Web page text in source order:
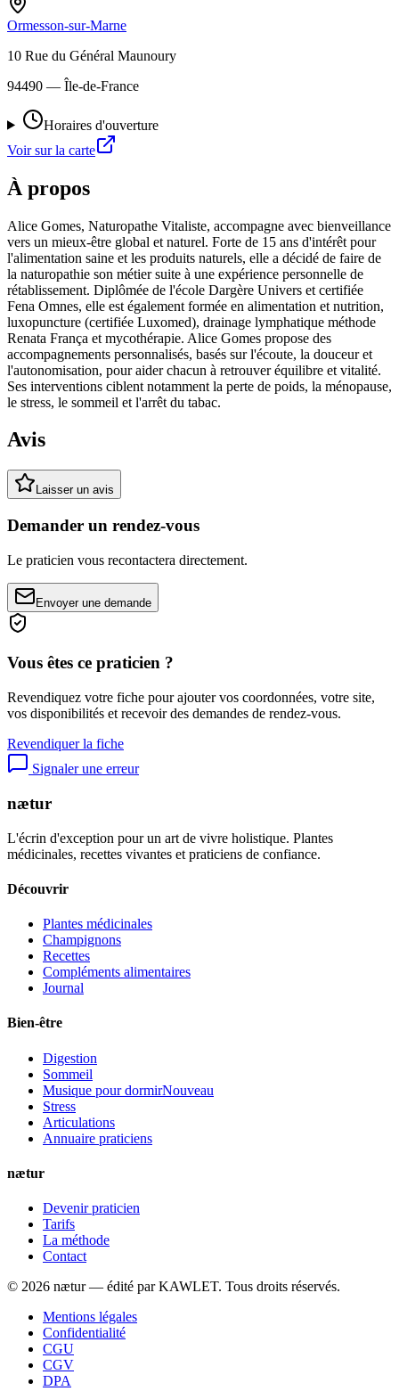
Ormesson-sur-Marne
10 Rue du Général Maunoury
94490 — Île-de-France
Horaires d'ouverture
Voir sur la carte
À propos
Alice Gomes, Naturopathe Vitaliste, accompagne avec bienveillance
vers un mieux-être global et naturel. Forte de 15 ans d'intérêt pour
l'alimentation saine et les produits naturels, elle a décidé de faire de
la naturopathie son métier suite à une expérience personnelle de
rétablissement. Diplômée de l'école Dargère Univers et certifiée
Fena Omnes, elle est également formée en alimentation et nutrition,
luxopuncture (certifiée Luxomed), drainage lymphatique méthode
Renata França et mycothérapie. Alice Gomes propose des
accompagnements personnalisés, basés sur l'écoute, la douceur et
l'autonomisation, pour aider chacun à retrouver équilibre et vitalité.
Ses interventions ciblent notamment la perte de poids, la ménopause,
le stress, le sommeil et l'arrêt du tabac.
Avis
Laisser un avis
Demander un rendez-vous
Le praticien vous recontactera directement.
Envoyer une demande
Vous êtes ce praticien ?
Revendiquez votre fiche pour ajouter vos coordonnées, votre site,
vos disponibilités et recevoir des demandes de rendez-vous.
Revendiquer la fiche
Signaler une erreur
nætur
L'écrin d'exception pour un art de vivre holistique. Plantes
médicinales, recettes vivantes et praticiens de confiance.
Découvrir
Plantes médicinales
Champignons
Recettes
Compléments alimentaires
Journal
Bien-être
Digestion
Sommeil
Musique pour dormirNouveau
Stress
Articulations
Annuaire praticiens
nætur
Devenir praticien
Tarifs
La méthode
Contact
© 2026 nætur — édité par KAWLET. Tous droits réservés.
Mentions légales
Confidentialité
CGU
CGV
DPA